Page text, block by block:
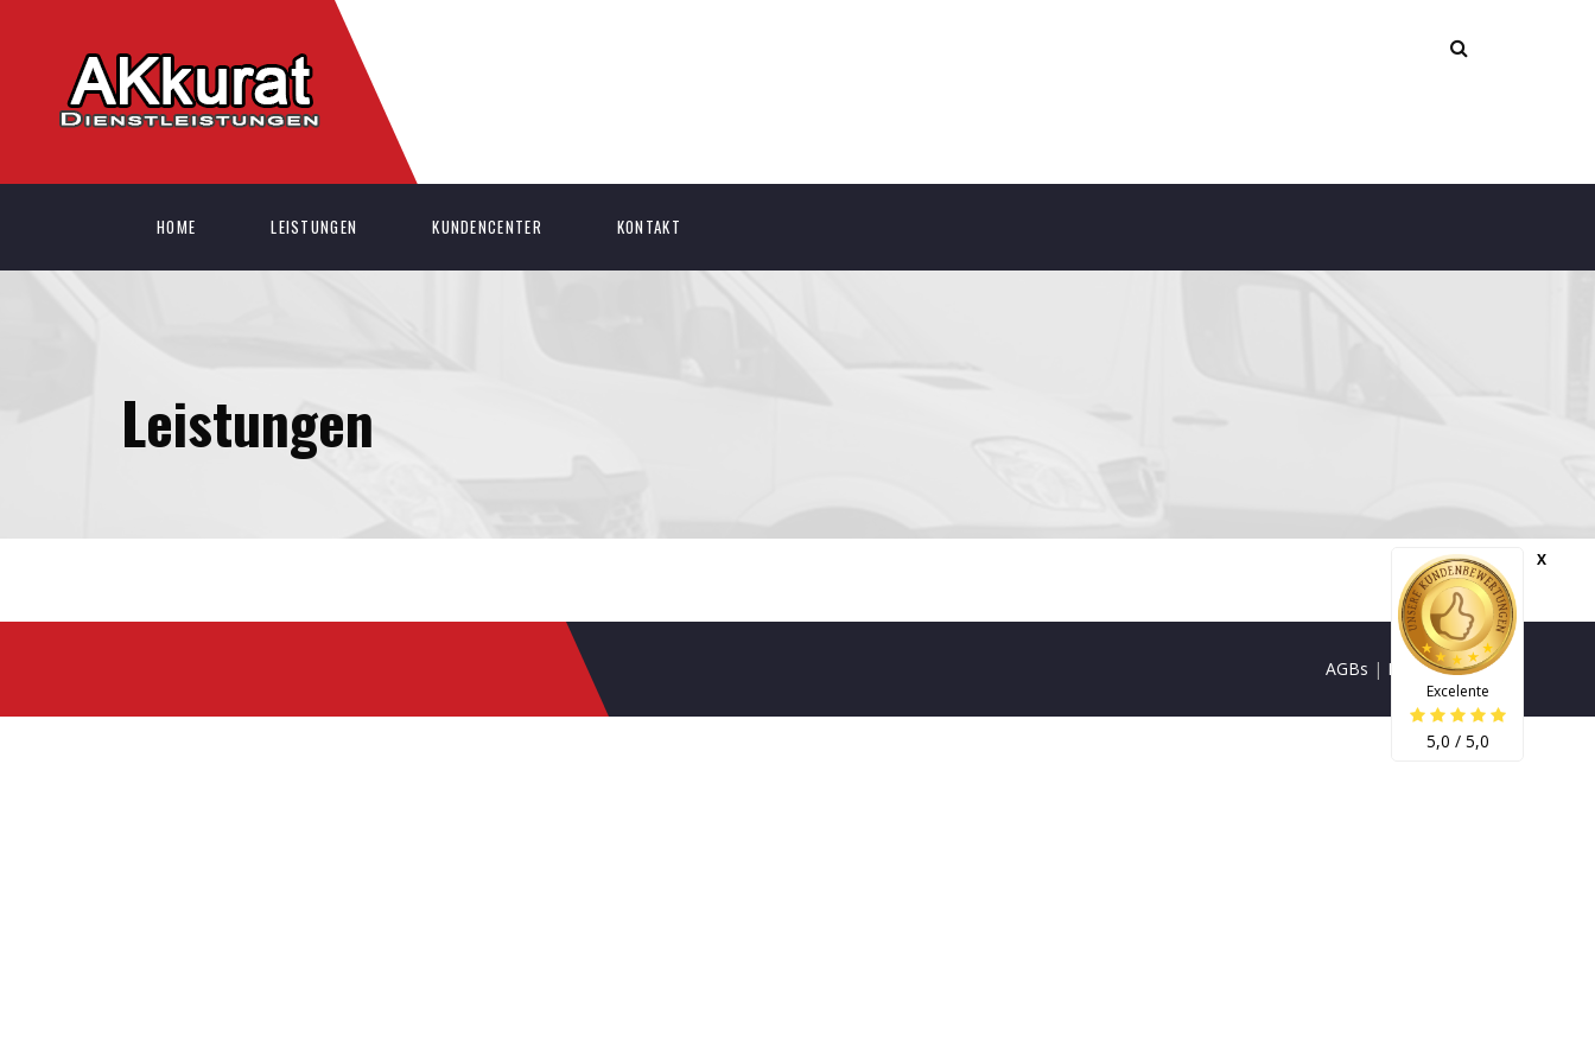
HOME LEISTUNGEN KUNDENCENTER KONTAKT
Leistungen
AGBs | Impressum
X
Excelente
5,0 / 5,0